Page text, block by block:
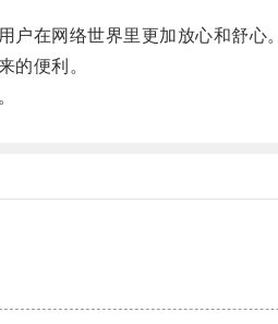
在网络世界里更加放心和舒心。
的便利。